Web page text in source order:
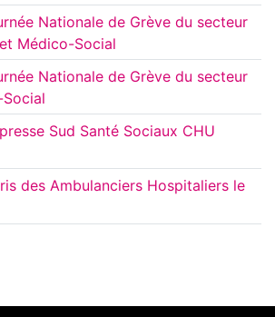
Nationale de Grève du secteur
Médico-Social
Nationale de Grève du secteur
Sud Santé Sociaux CHU
des Ambulanciers Hospitaliers le